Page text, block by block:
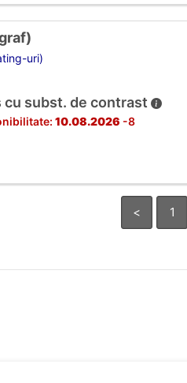
uri)
cu subst. de contrast
10.08.2026 -8
< 1